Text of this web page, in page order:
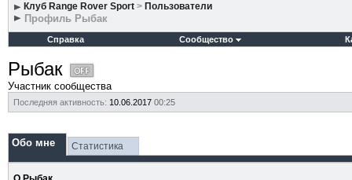
Клуб Range Rover Sport > Пользователи
Профиль Рыбак
Справка Сообщество
Рыбак
Участник сообщества
Последняя активность: 10.06.2017 00:25
Обо мне Статистика